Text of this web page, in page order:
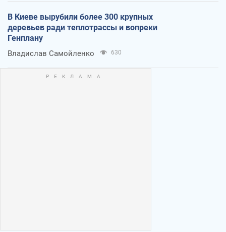
В Киеве вырубили более 300 крупных
деревьев ради теплотрассы и вопреки
Генплану
Владислав Самойленко 630